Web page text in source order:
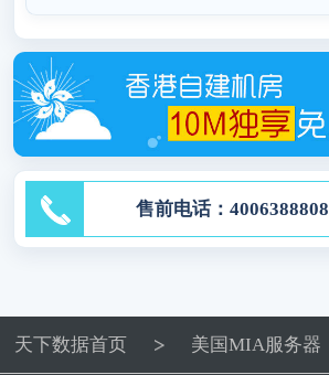
售前电话：4006388808
天下数据首页 美国MIA服务器